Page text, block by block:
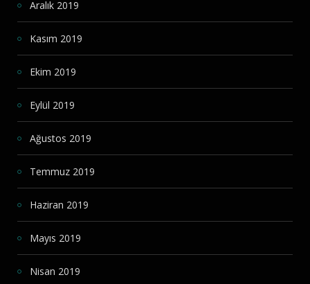
Aralık 2019
Kasım 2019
Ekim 2019
Eylül 2019
Ağustos 2019
Temmuz 2019
Haziran 2019
Mayıs 2019
Nisan 2019